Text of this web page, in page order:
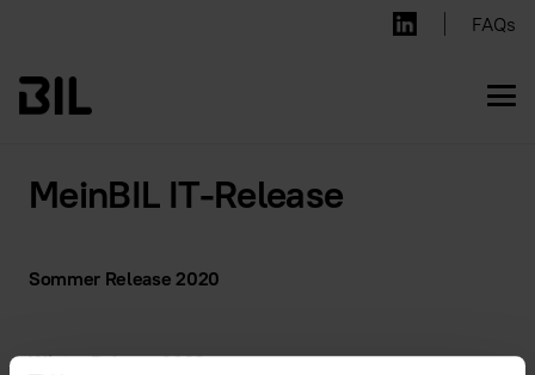
FAQs
MeinBIL IT-Release
Sommer Release 2020
Winter Release 2020